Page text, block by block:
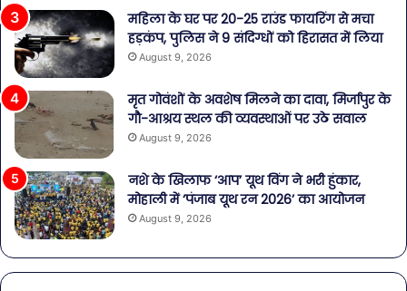
महिला के घर पर 20-25 राउंड फायरिंग से मचा
हड़कंप, पुलिस ने 9 संदिग्धों को हिरासत में लिया
August 9, 2026
मृत गोवंशों के अवशेष मिलने का दावा, मिर्जापुर के
गौ-आश्रय स्थल की व्यवस्थाओं पर उठे सवाल
August 9, 2026
नशे के खिलाफ ‘आप’ यूथ विंग ने भरी हुंकार,
मोहाली में ‘पंजाब यूथ रन 2026’ का आयोजन
August 9, 2026